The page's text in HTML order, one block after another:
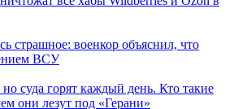
страшное: военкор объяснил, что
ВСУ
суда горят каждый день. Кто такие
они лезут под «Герани»